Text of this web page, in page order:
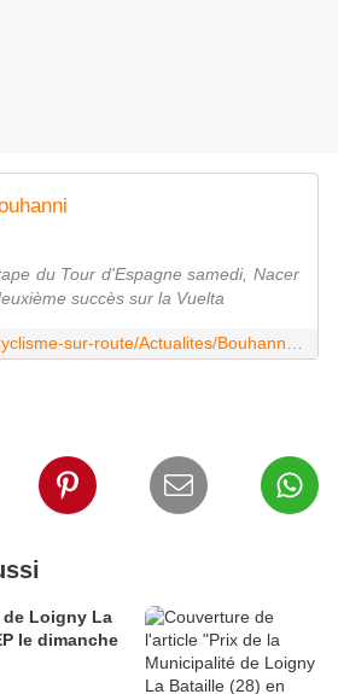
du Tour d'Espagne samedi, Nacer
succès sur la Vuelta
Loigny La
le dimanche